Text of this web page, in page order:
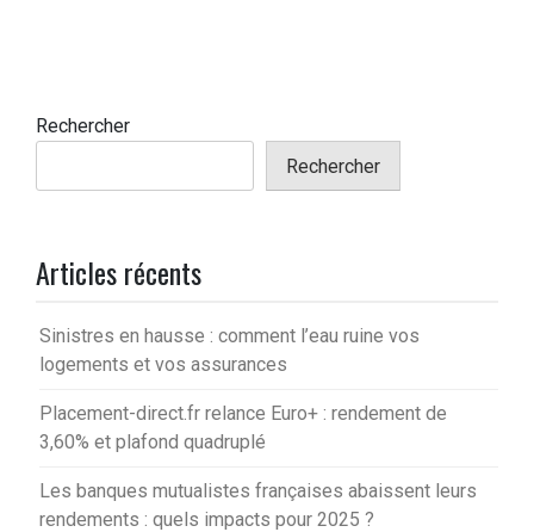
Rechercher
Rechercher
Articles récents
Sinistres en hausse : comment l’eau ruine vos
logements et vos assurances
Placement-direct.fr relance Euro+ : rendement de
3,60% et plafond quadruplé
Les banques mutualistes françaises abaissent leurs
rendements : quels impacts pour 2025 ?